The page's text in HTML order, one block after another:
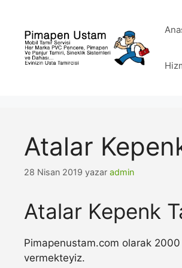
Atalar
28 Nisan 2019 yazar admin
Atalar Kepenk
Pimapenustam.com olarak
vermekteyiz.